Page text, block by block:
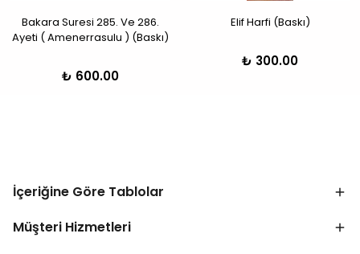
Bakara Suresi 285. Ve 286.
Ayeti ( Amenerrasulu ) (Baskı)
₺ 600.00
Elif Harfi (Baskı)
₺ 300.00
İçeriğine Göre Tablolar
Müşteri Hizmetleri